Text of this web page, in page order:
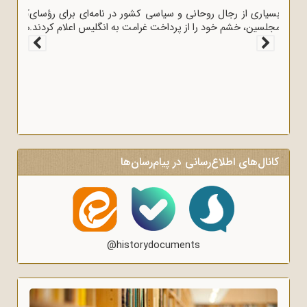
بسیاری از رجال روحانی و سیاسی کشور در نامه‌ای برای رؤسای
مجلسین، خشم خود را از پرداخت غرامت به انگلیس اعلام کردند.
کانال‌های اطلاع‌رسانی در پیام‌رسان‌ها
@historydocuments